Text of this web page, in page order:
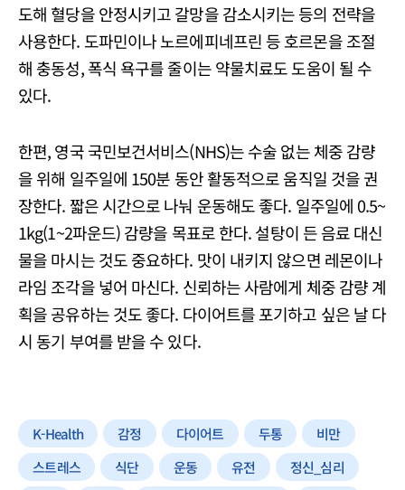
도해 혈당을 안정시키고 갈망을 감소시키는 등의 전략을
사용한다. 도파민이나 노르에피네프린 등 호르몬을 조절
해 충동성, 폭식 욕구를 줄이는 약물치료도 도움이 될 수
있다.
한편, 영국 국민보건서비스(NHS)는 수술 없는 체중 감량
을 위해 일주일에 150분 동안 활동적으로 움직일 것을 권
장한다. 짧은 시간으로 나눠 운동해도 좋다. 일주일에 0.5~
1kg(1~2파운드) 감량을 목표로 한다. 설탕이 든 음료 대신
물을 마시는 것도 중요하다. 맛이 내키지 않으면 레몬이나
라임 조각을 넣어 마신다. 신뢰하는 사람에게 체중 감량 계
획을 공유하는 것도 좋다. 다이어트를 포기하고 싶은 날 다
시 동기 부여를 받을 수 있다.
K-Health 감정 다이어트 두통
비만
스트레스
식단 운동 유전
정신_심리